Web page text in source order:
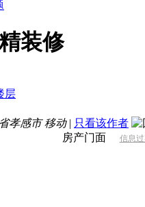
装修
孝感市 移动 | 只看该作者
房产门面
信息